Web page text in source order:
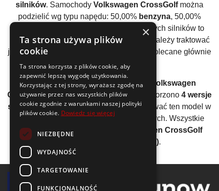
silników. Samochody Volkswagen CrossGolfmożna
podzielić wg typu napędu: 50,00% benzyna, 50,00%
. Średnia moc wszystkich używanych silników to
120KM. Oznacza to, że ten model raczej należy traktować
jako auto rodzinne lub firmowe / flotowe. Polecane głównie
do spokojnej jazdy.
Analizując wszystkie generacje auta
Volkswagen
CrossGolfmożna wyliczyć, że średnio stworzono 4 wersje
silników . Producent zdecydował się oferować ten model w
ograniczonej gamie jednostek napędowych. Wszystkie
wyprodukowane samochody
Volkswagen CrossGolf
I4 (rzędowy).
×
Ta strona używa plików
cookie
Ta strona korzysta z plików cookie, aby
zapewnić lepszą wygodę użytkowania.
Korzystając z tej strony, wyrażasz zgodę na
używanie przez nas wszystkich plików
cookie zgodnie z warunkami naszej polityki
plików cookie. Dowiedz się więcej
NIEZBĘDNE
WYDAJNOŚĆ
TARGETOWANIE
FUNKCJONALNOŚĆ